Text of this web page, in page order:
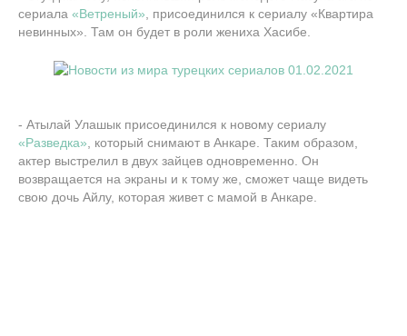
сериала «Ветреный», присоединился к сериалу «Квартира
невинных». Там он будет в роли жениха Хасибе.
- Атылай Улашык присоединился к новому сериалу
«Разведка» , который снимают в Анкаре. Таким образом,
актер выстрелил в двух зайцев одновременно. Он
возвращается на экраны и к тому же, сможет чаще видеть
свою дочь Айлу, которая живет с мамой в Анкаре.